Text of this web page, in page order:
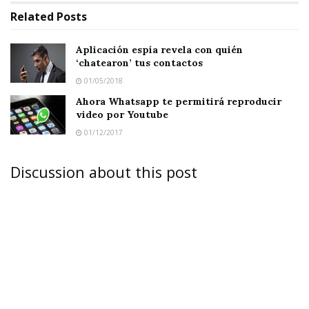
eventualmente anulado.
Tags: Whatsapp
Related Posts
Aplicación espía revela con quién
‘chatearon’ tus contactos
01/05/2018
Ahora Whatsapp te permitirá reproducir
video por Youtube
01/12/2017
Discussion about this post